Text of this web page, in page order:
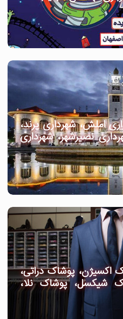
املش، شهرداری پرند،
نصیرشهر، شهرداری
اکسیژن، پوشاک دراتی،
شیکسل، پوشاک نلا،